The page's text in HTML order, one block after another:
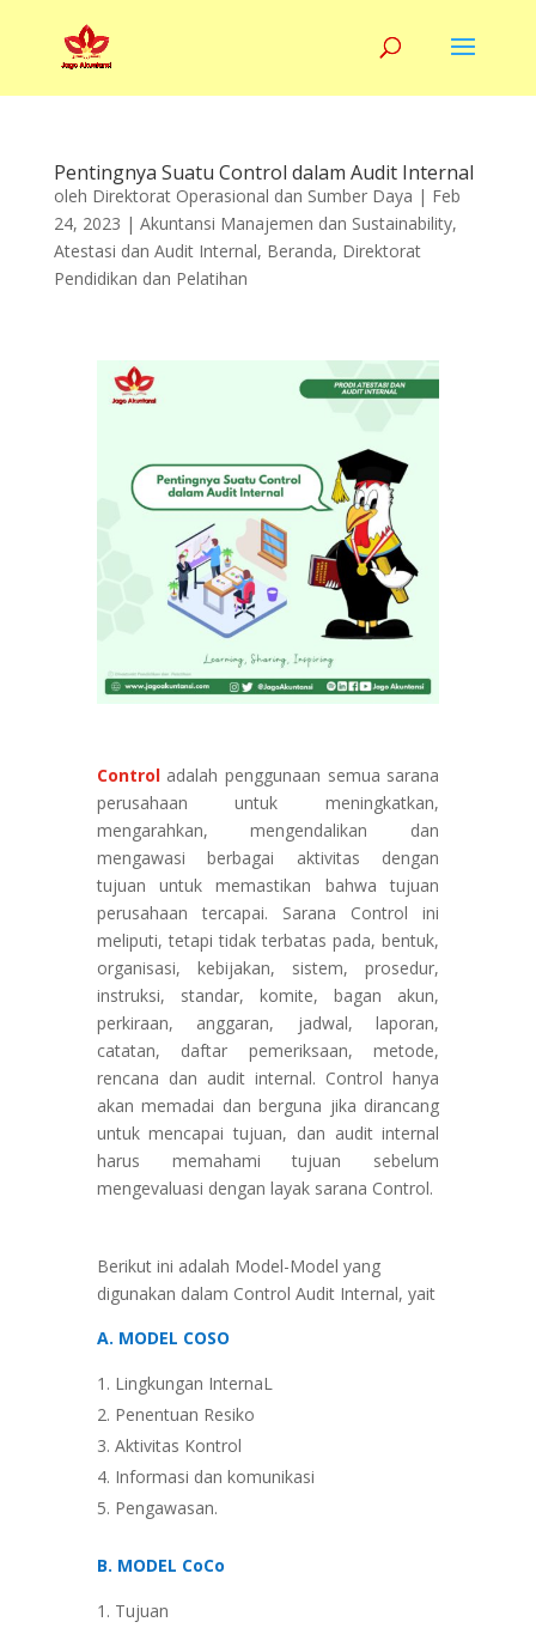
Pentingnya Suatu Control dalam Audit Internal
oleh Direktorat Operasional dan Sumber Daya | Feb
24, 2023 | Akuntansi Manajemen dan Sustainability,
Atestasi dan Audit Internal, Beranda, Direktorat
Pendidikan dan Pelatihan
Controladalah penggunaan semua sarana
perusahaan untuk meningkatkan,
mengarahkan, mengendalikan dan
mengawasi berbagai aktivitas dengan
tujuan untuk memastikan bahwa tujuan
perusahaan tercapai. Sarana Control ini
meliputi, tetapi tidak terbatas pada, bentuk,
organisasi, kebijakan, sistem, prosedur,
instruksi, standar, komite, bagan akun,
perkiraan, anggaran, jadwal, laporan,
catatan, daftar pemeriksaan, metode,
rencana dan audit internal. Control hanya
akan memadai dan berguna jika dirancang
untuk mencapai tujuan, dan audit internal
harus memahami tujuan sebelum
mengevaluasi dengan layak sarana Control.
Berikut ini adalah Model-Model yang
digunakan dalam Control Audit Internal, yait
A. MODEL COSO
Lingkungan InternaL
Penentuan Resiko
Aktivitas Kontrol
Informasi dan komunikasi
Pengawasan.
B. MODEL CoCo
Tujuan